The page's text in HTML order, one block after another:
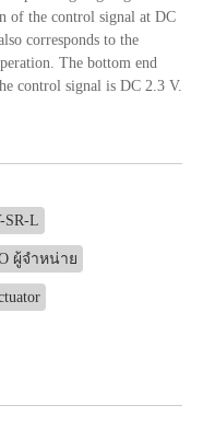
of the control signal at DC
corresponds to the
The bottom end
control signal is DC 2.3 V.
SR-L
ผู้จำหน่าย